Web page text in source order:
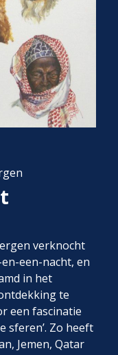
verknocht
een-nacht, en
in het
te
een fascinatie
sferen’. Zo heeft
Jemen, Qatar